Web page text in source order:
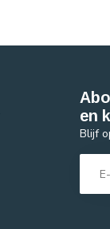
en
Blijf